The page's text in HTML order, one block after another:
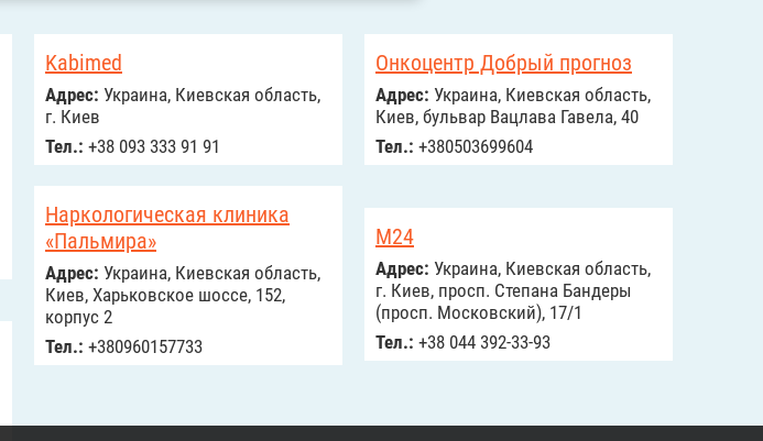
Kabimed
Адрес: Украина, Киевская область,
г. Киев
Тел.: +38 093 333 91 91
Онкоцентр Добрый прогноз
Адрес: Украина, Киевская область,
Киев, бульвар Вацлава Гавела, 40
Тел.: +380503699604
Наркологическая клиника
«Пальмира»
Адрес: Украина, Киевская область,
Киев, Харьковское шоссе, 152,
корпус 2
Тел.: +380960157733
М24
Адрес: Украина, Киевская область,
г. Киев, просп. Степана Бандеры
(просп. Московский), 17/1
Тел.: +38 044 392-33-93